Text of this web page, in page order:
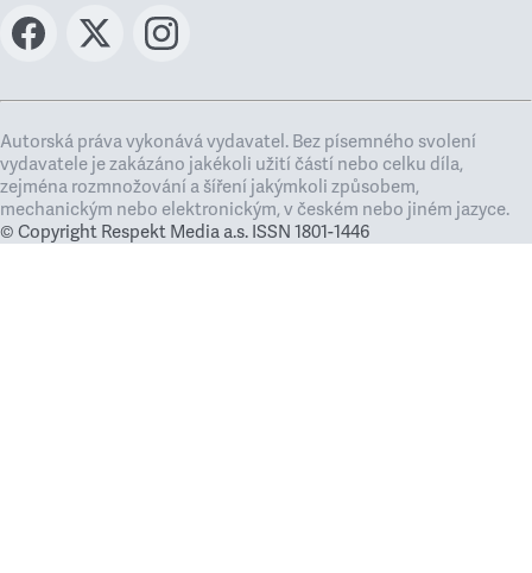
Autorská práva vykonává vydavatel. Bez písemného svolení
vydavatele je zakázáno jakékoli užití částí nebo celku díla,
zejména rozmnožování a šíření jakýmkoli způsobem,
mechanickým nebo elektronickým, v českém nebo jiném jazyce.
© Copyright Respekt Media a.s. ISSN 1801-1446